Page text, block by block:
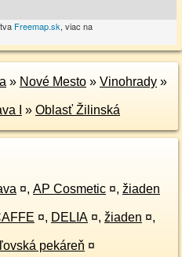
Freemap.sk, viac na
» Nové Mesto » Vinohrady »
I » Oblasť Žilinská
¤, AP Cosmetic ¤, žiaden
¤, DELIA ¤, žiaden ¤,
pekáreň ¤